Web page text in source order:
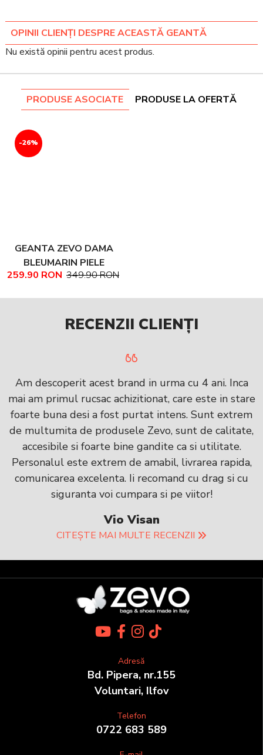
OPINII CLIENȚI DESPRE ACEASTĂ GEANTĂ
Nu există opinii pentru acest produs.
PRODUSE ASOCIATE PRODUSE LA OFERTĂ
-26%
GEANTA ZEVO DAMA
BLEUMARIN PIELE
NATURALA MIHAELA
259.90 RON 349.90 RON
RECENZII CLIENȚI
Am descoperit acest brand in urma cu 4 ani. Inca
mai am primul rucsac achizitionat, care este in stare
foarte buna desi a fost purtat intens. Sunt extrem
de multumita de produsele Zevo, sunt de calitate,
accesibile si foarte bine gandite ca si utilitate.
Personalul este extrem de amabil, livrarea rapida,
comunicarea excelenta. Ii recomand cu drag si cu
siguranta voi cumpara si pe viitor!
Vio Visan
CITEȘTE MAI MULTE RECENZII
Adresă
Bd. Pipera, nr.155
Voluntari, Ilfov
Telefon
0722 683 589